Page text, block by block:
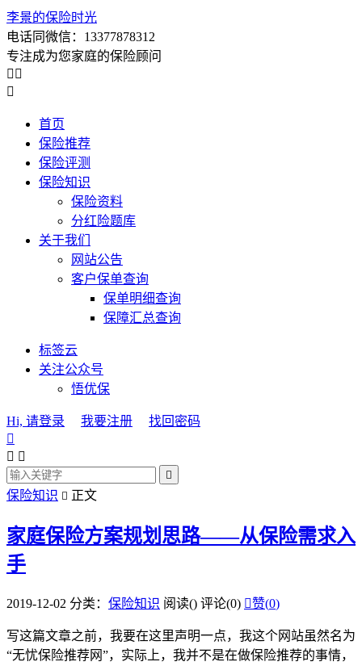
李景的保险时光
电话同微信：13377878312
专注成为您家庭的保险顾问
 

首页
保险推荐
保险评测
保险知识
保险资料
分红险题库
关于我们
网站公告
客户保单查询
保单明细查询
保障汇总查询
标签云
关注公众号
悟优保
Hi, 请登录 我要注册
找回密码

 

保险知识  正文
家庭保险方案规划思路——从保险需求入
手
2019-12-02 分类： 保险知识 阅读() 评论(0) 赞(0)
写这篇文章之前，我要在这里声明一点，我这个网站虽然名为
“无忧保险推荐网”，实际上，我并不是在做保险推荐的事情，